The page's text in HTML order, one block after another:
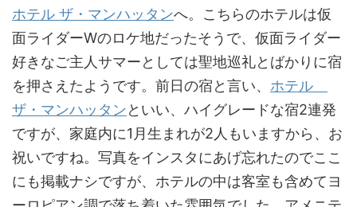
ホテル ザ・マンハッタンへ。こちらのホテルは仮
面ライダーWのロケ地だったそうで、仮面ライダー
好きなご主人サマーとしては聖地巡礼とばかりに宿
を押さえたようです。前日の宿と言い、 ホテル
ザ・マンハッタンといい、ハイグレードな宿2連発
ですが、家庭内に1月生まれが2人もいますから、お
祝いですね。写真をインスタにあげ忘れたのでここ
にも掲載ナシですが、ホテルの中は客室も含めてヨ